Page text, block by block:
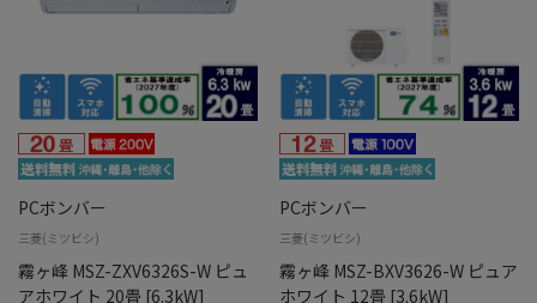
PCボンバー
三菱(ミツビシ)
霧ヶ峰 MSZ-ZXV6326S-W ピュ
アホワイト 20畳 [6.3kW]
PCボンバー
三菱(ミツビシ)
霧ヶ峰 MSZ-BXV3626-W ピュア
ホワイト 12畳 [3.6kW]